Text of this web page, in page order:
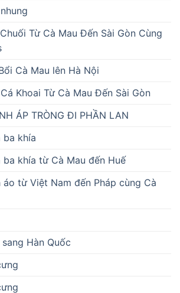
Từ Cà Mau Đến Sài Gòn Cùng
Cà Mau lên Hà Nội
Khoai Từ Cà Mau Đến Sài Gòn
ÁP TRÒNG ĐI PHẦN LAN
ba khía
ba khía từ Cà Mau đến Huế
áo từ Việt Nam đến Pháp cùng Cà
Hàn Quốc